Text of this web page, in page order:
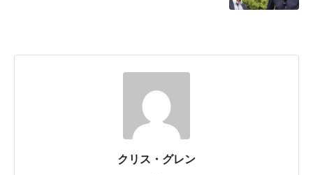
クリス・グレン